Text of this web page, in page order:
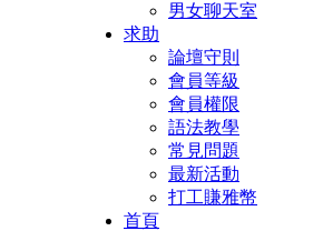
男女聊天室
求助
論壇守則
會員等級
會員權限
語法教學
常見問題
最新活動
打工賺雅幣
首頁